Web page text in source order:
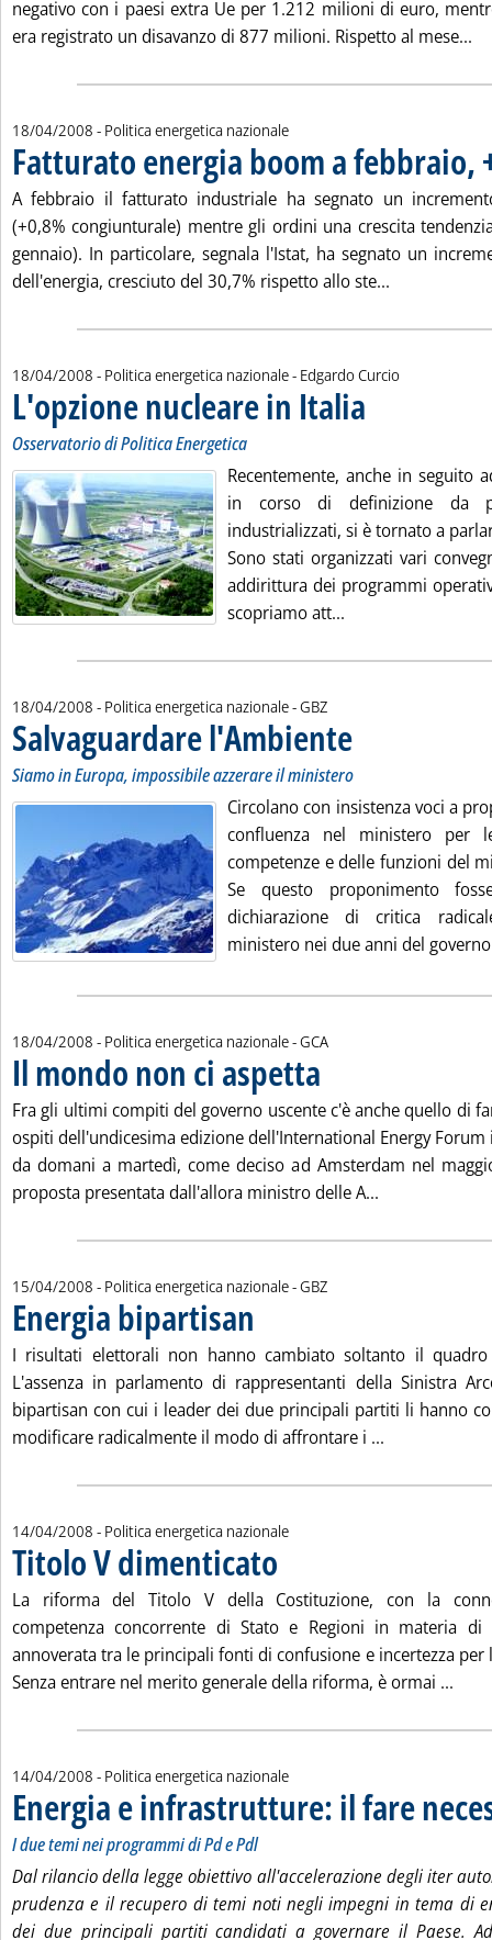
negativo con i paesi extra Ue per 1.212 milioni di euro,
era registrato un disavanzo di 877 milioni. Rispetto al mese...
18/04/2008 - Politica energetica nazionale
Fatturato energia boom a febbraio,
A febbraio il fatturato industriale ha segnato un
(+0,8% congiunturale) mentre gli ordini una crescita
gennaio). In particolare, segnala l'Istat, ha segnato un
dell'energia, cresciuto del 30,7% rispetto allo ste...
18/04/2008 - Politica energetica nazionale - di:
Edgardo Curcio
L'opzione nucleare in Italia
Osservatorio di Politica Energetica
Recentemente, anche in seguito
in corso di definizione da
industrializzati, si è tornato a
Sono stati organizzati vari
addirittura dei programmi
scopriamo att...
18/04/2008 - Politica energetica nazionale -di:
GBZ
Salvaguardare l'Ambiente
Siamo in Europa, impossibile azzerare il ministero
Circolano con insistenza voci a
confluenza nel ministero per
competenze e delle funzioni del
Se questo proponimento
dichiarazione di critica
ministero nei due anni del
18/04/2008 - Politica energetica nazionale -di:
GCA
Il mondo non ci aspetta
Fra gli ultimi compiti del governo uscente c'è anche quello di
ospiti dell'undicesima edizione dell'International Energy
da domani a martedì, come deciso ad Amsterdam nel
proposta presentata dall'allora ministro delle A...
15/04/2008 - Politica energetica nazionale -di:
GBZ
Energia bipartisan
I risultati elettorali non hanno cambiato soltanto il quadro
L'assenza in parlamento di rappresentanti della Sinistra
bipartisan con cui i leader dei due principali partiti li hanno
modificare radicalmente il modo di affrontare i ...
14/04/2008 - Politica energetica nazionale
Titolo V dimenticato
La riforma del Titolo V della Costituzione, con la
competenza concorrente di Stato e Regioni in materia
annoverata tra le principali fonti di confusione e incertezza
Senza entrare nel merito generale della riforma, è ormai ...
14/04/2008 - Politica energetica nazionale
Energia e infrastrutture: il fare
I due temi nei programmi di Pd e Pdl
Dal rilancio della legge obiettivo all'accelerazione degli iter
prudenza e il recupero di temi noti negli impegni in tema di
dei due principali partiti candidati a governare il Paese.